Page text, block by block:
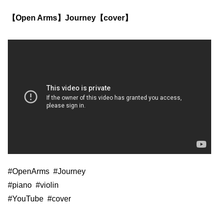
【Open Arms】Journey【cover】
#OpenArms #Journey
#piano #violin
#YouTube #cover